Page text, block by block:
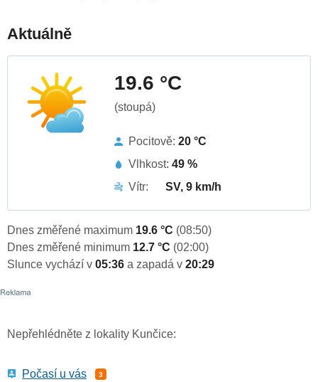
Aktuálně
19.6 °C
(stoupá)
Pocitově: 20 °C
Vlhkost: 49 %
Vítr:
SV, 9 km/h
Dnes změřené maximum 19.6 °C (08:50)
Dnes změřené minimum 12.7 °C (02:00)
Slunce vychází v 05:36 a zapadá v 20:29
Nepřehlédněte z lokality Kunčice:
Počasí u vás 3